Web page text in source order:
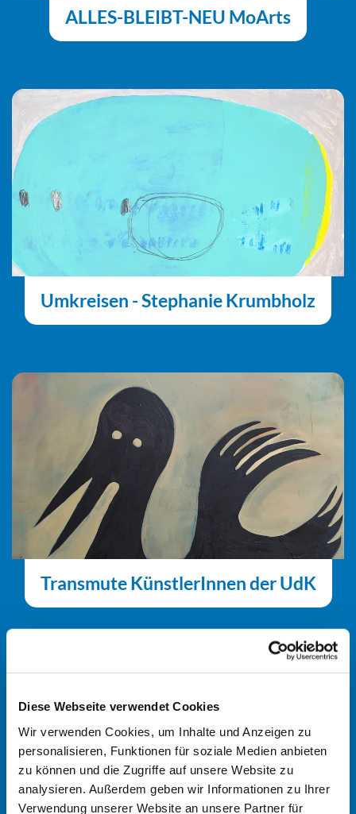
Diese Webseite verwendet Cookies
Wir verwenden Cookies, um Inhalte und Anzeigen zu
personalisieren, Funktionen für soziale Medien anbieten
zu können und die Zugriffe auf unsere Website zu
analysieren. Außerdem geben wir Informationen zu Ihrer
Verwendung unserer Website an unsere Partner für
ALLES-BLEIBT-NEU MoArts
Umkreisen - Stephanie Krumbholz
Transmute KünstlerInnen der UdK